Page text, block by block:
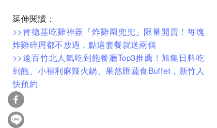
延伸閱讀：
>>肯德基吃雞神器「炸雞圍兜兜」限量開賣！每塊
炸雞碎屑都不放過，點這套餐就送兩個
>>遠百竹北人氣吃到飽餐廳Top3推薦！旭集日料吃
到飽、小福利麻辣火鍋、果然匯蔬食Buffet，新竹人
快預約